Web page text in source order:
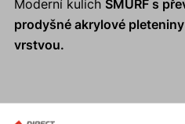
Moderní kulich SMURFs
prodyšné akrylové
vrstvou.